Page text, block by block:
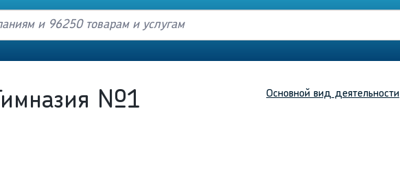
Основной вид деятельности
№1